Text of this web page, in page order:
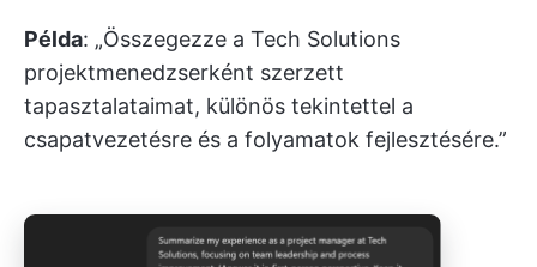
Példa: „Összegezze a Tech Solutions
projektmenedzserként szerzett
tapasztalataimat, különös tekintettel a
csapatvezetésre és a folyamatok fejlesztésére.”